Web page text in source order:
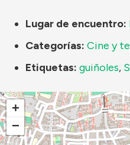
Lugar de encuentro:
Categorías: Cine y
Etiquetas: guiñoles,
+
−